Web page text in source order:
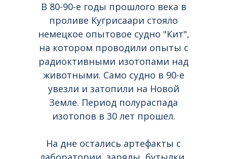
В 80-90-е годы прошлого века в
проливе Кугрисаари стояло
немецкое опытовое судно "Кит",
на котором проводили опыты с
радиоктивными изотопами над
животными. Само судно в 90-е
увезли и затопили на Новой
Земле. Период полураспада
изотопов в 30 лет прошел.
На дне остались артефакты с